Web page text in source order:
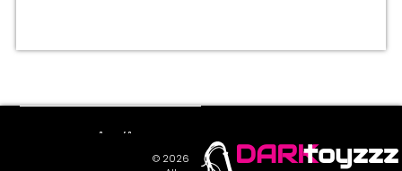
DARKtoyzzz
© 2026